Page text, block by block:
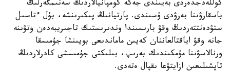
كوللەدجدەردى بەيىندى جەكە كومپانيالاردىڭ سەنىمگەرلىك
باسقارۋىنا بەرۋدى ۇسىندى. پارتيانىڭ پىكىرىنشە، بۇل ءتاسىل
ستۋدەنتتەردىڭ وقۋ بارىسىندا وندىرىستىك تاجىريبەدەن وتۋىنە
جانە وقۋ اياقتالعاننان كەيىن ماماندىعى بويىنشا جۇمىسقا
ورنالاسۋىنا مۇمكىندىك بەرىپ، بىلىكتى جۇمىسشى كادرلاردىڭ
تاپشىلىعىن ازايتۋعا ىقپال ەتەدى.